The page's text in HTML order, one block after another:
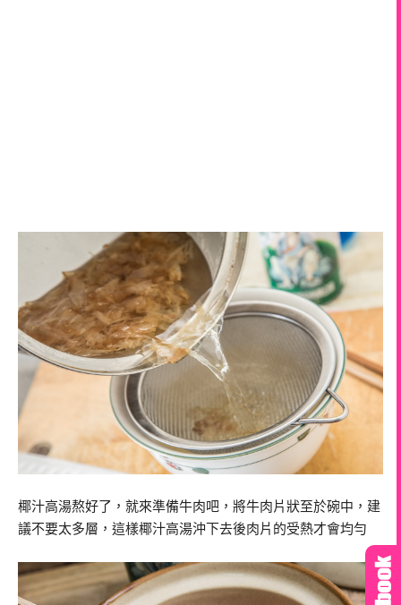
椰汁高湯熬好了，就來準備牛肉吧，將牛肉片狀至於碗中，建
議不要太多層，這樣椰汁高湯沖下去後肉片的受熱才會均勻